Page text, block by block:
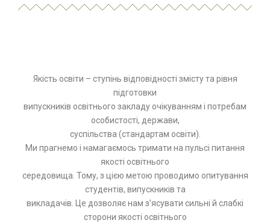
Якість освіти – ступінь відповідності змісту та рівня
підготовки
випускників освітнього закладу очікуванням і потребам
особистості, держави,
суспільства (стандартам освіти).
Ми прагнемо і намагаємось тримати на пульсі питання
якості освітнього
середовища. Тому, з цією метою проводимо опитування
студентів, випускників та
викладачів. Це дозволяє нам з’ясувати сильні й слабкі
сторони якості освітнього